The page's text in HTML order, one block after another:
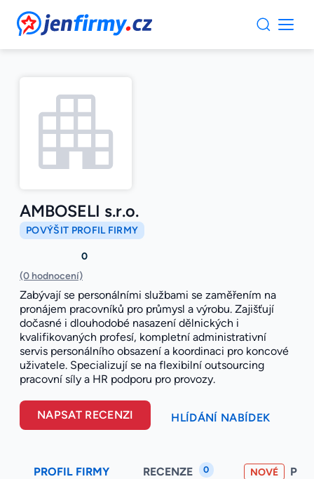
JenFirmy.cz
AMBOSELI s.r.o.
POVÝŠIT PROFIL FIRMY
0
(0 hodnocení)
Zabývají se personálními službami se zaměřením na
pronájem pracovníků pro průmysl a výrobu. Zajišťují
dočasné i dlouhodobé nasazení dělnických i
kvalifikovaných profesí, kompletní administrativní
servis personálního obsazení a koordinaci pro koncové
uživatele. Specializují se na flexibilní outsourcing
pracovní síly a HR podporu pro provozy.
NAPSAT RECENZI HLÍDÁNÍ NABÍDEK
PROFIL FIRMY RECENZE 0 NOVÉ